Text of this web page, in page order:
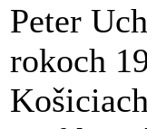
Peter
rokoch